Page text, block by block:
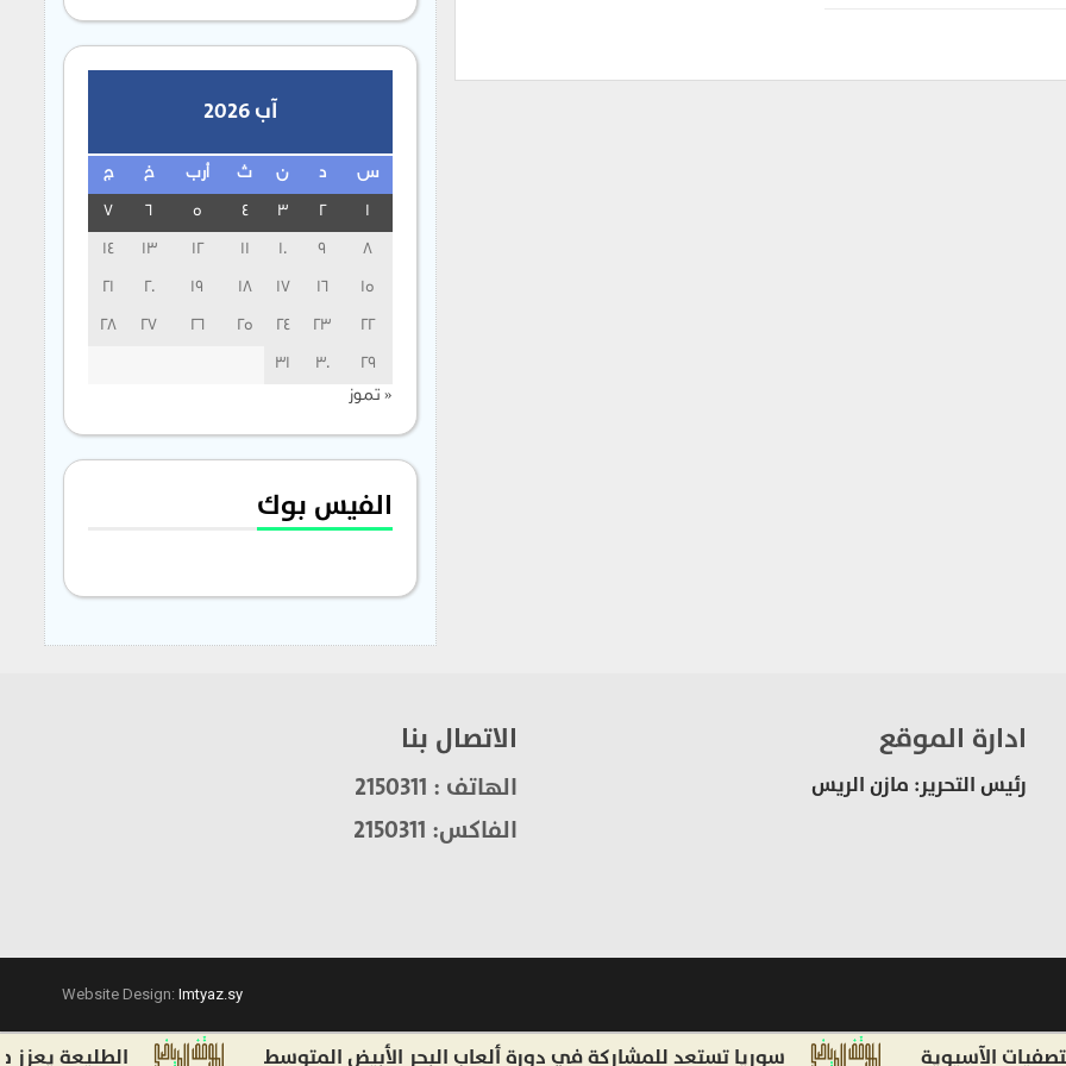
آب 2026
س د ن ث أرب خ ج
1
2
3
4
5
6
7
8
9
10
11
12
13
14
15
16
17
18
19
20
21
22
23
24
25
26
27
28
29
30
31
« تموز
الفيس بوك
ادارة الموقع
رئيس التحرير: مازن الريس
الاتصال بنا
الهاتف : 2150311
الفاكس: 2150311
Website Design: Imtyaz.sy
الآسيوية سوريا تستعد للمشاركة في دورة ألعاب البحر الأبيض المتوسط الطليعة يعزز